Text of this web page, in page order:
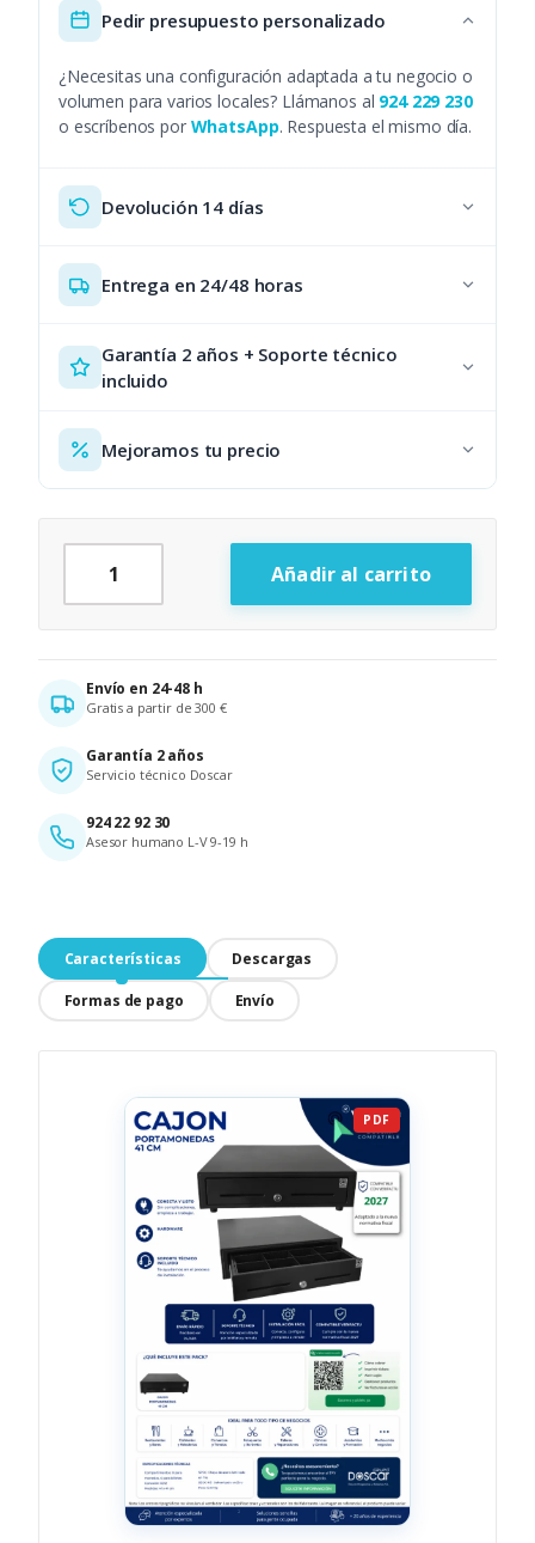
Pedir presupuesto personalizado
¿Necesitas una configuración adaptada a tu negocio o
volumen para varios locales? Llámanos al 924 229 230
o escríbenos por WhatsApp. Respuesta el mismo día.
Devolución 14 días
Entrega en 24/48 horas
Garantía 2 años + Soporte técnico
incluido
Mejoramos tu precio
Cajón Portamonedas 41cm cantidad
Añadir al carrito
Alternative:
Envío en 24-48 h
Gratis a partir de 300 €
Garantía 2 años
Servicio técnico Doscar
924 22 92 30
Asesor humano L-V 9-19 h
Características Descargas
Formas de pago Envío